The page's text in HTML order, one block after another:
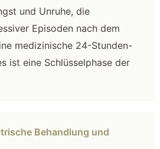
und Unruhe, die
Episoden nach dem
medizinische 24-Stunden-
ist eine Schlüsselphase der
Behandlung und